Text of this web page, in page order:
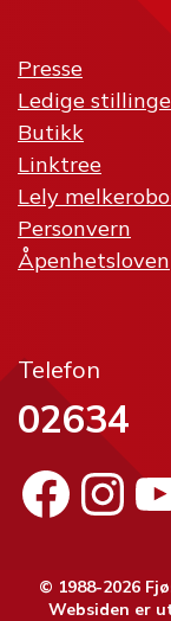
Presse
Ledige
Butikk
Linktree
Lely
Personvern
Åpenhetsloven
Telefon
02634
© 1988-2026
Websiden er